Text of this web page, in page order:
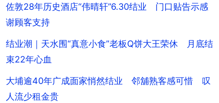
佐敦28年历史酒店“伟晴轩”6.30结业 门口贴告示感
谢顾客支持
结业潮｜天水围“真意小食”老板Q饼大王荣休 月底结
束22年心血
大埔逾40年广成面家悄然结业 邻舖熟客感可惜 叹
人流少租金贵